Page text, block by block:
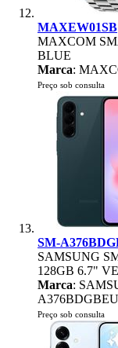
MAXEW01SB
MAXCOM
BLUE
Marca:
Preço sob consulta
SM-
SAMSUNG
128GB 6.7"
Marca:
Preço sob consulta